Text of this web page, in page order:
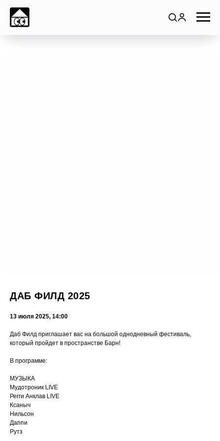
ДАБ ФИЛД 2025
13 июля 2025, 14:00
Даб Филд приглашает вас на большой однодневный фестиваль,
который пройдет в пространстве Барн!
В программе:
МУЗЫКА
Мудотроник LIVE
Регги Анклав LIVE
Ксаныч
Нильсон
Даппи
Рутз